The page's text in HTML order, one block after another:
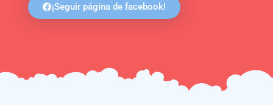
¡Seguir página de facebook!